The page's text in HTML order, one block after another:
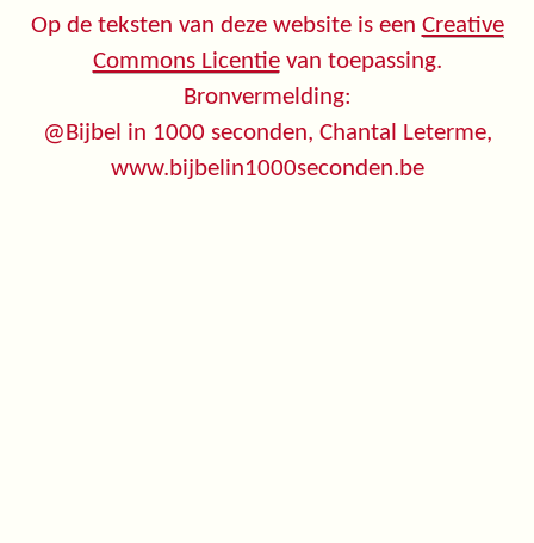
Op de teksten van deze website is een Creative
Commons Licentievan toepassing.
Bronvermelding:
@Bijbel in 1000 seconden, Chantal Leterme,
www.bijbelin1000seconden.be